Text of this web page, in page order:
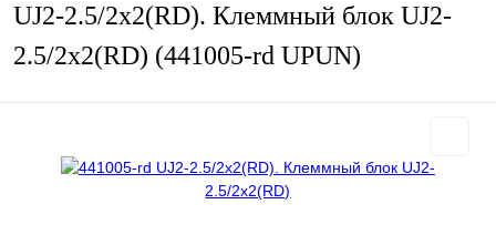
UJ2-2.5/2x2(RD). Клеммный блок UJ2-
2.5/2x2(RD) (441005-rd UPUN)